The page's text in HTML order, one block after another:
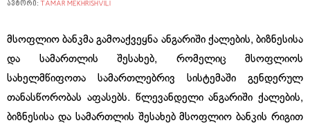
ავტორი: TAMAR MEKHRISHVILI
მსოფლიო ბანკმა გამოაქვეყნა ანგარიში ქალების, ბიზნესისა
და სამართლის შესახებ, რომელიც მსოფლიოს
სახელმწიფოთა სამართლებრივ სისტემაში გენდერულ
თანასწორობას აფასებს. წლევანდელი ანგარიში ქალების,
ბიზნესისა და სამართლის შესახებ მსოფლიო ბანკის რიგით